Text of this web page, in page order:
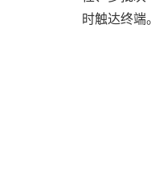
时触达终端。